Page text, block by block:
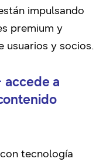
impulsando
premium y
usuarios y socios.
accede a
tecnología